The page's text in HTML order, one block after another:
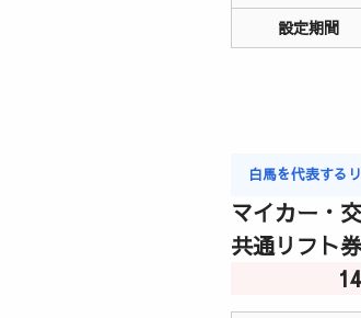
設定期間
白馬を代表する
マイカー・
共通リフト